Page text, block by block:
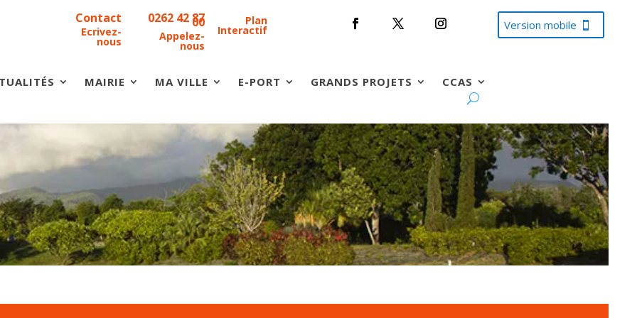
Contact
Ecrivez-
nous
0262 42 87
00
Appelez-
nous
Plan
Interactif Version mobile
MAIRIE MA VILLE E-PORT GRANDS PROJETS CCAS